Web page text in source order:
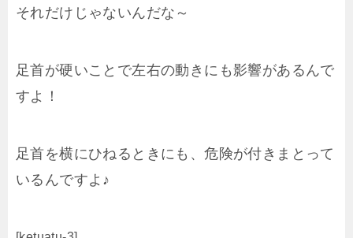
それだけじゃないんだな～
足首が硬いことで左右の動きにも影響があるんで
すよ！
足首を横にひねるときにも、危険が付きまとって
いるんですよ♪